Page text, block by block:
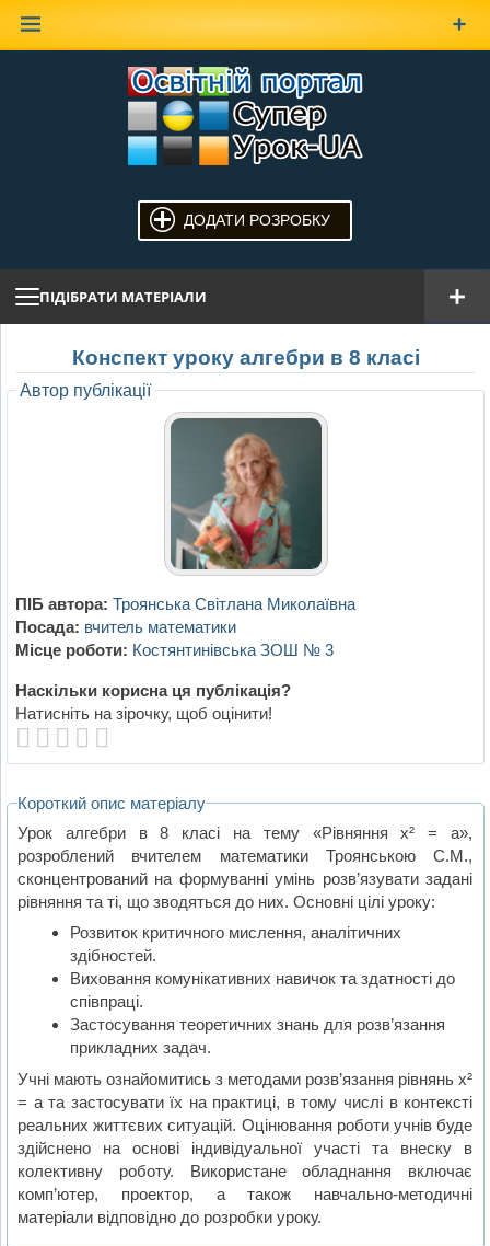
ДОДАТИ РОЗРОБКУ
ПІДІБРАТИ МАТЕРІАЛИ
Конспект уроку алгебри в 8 класі
Автор публікації
ПІБ автора: Троянська Світлана Миколаївна
Посада: вчитель математики
Місце роботи: Костянтинівська ЗОШ № 3
Наскільки корисна ця публікація?
Натисніть на зірочку, щоб оцінити!
Короткий опис матеріалу
Урок алгебри в 8 класі на тему «Рівняння х² = а»,
розроблений вчителем математики Троянською С.М.,
сконцентрований на формуванні умінь розв’язувати задані
рівняння та ті, що зводяться до них. Основні цілі уроку:
Розвиток критичного мислення, аналітичних
здібностей.
Виховання комунікативних навичок та здатності до
співпраці.
Застосування теоретичних знань для розв’язання
прикладних задач.
Учні мають ознайомитись з методами розв’язання рівнянь х²
= а та застосувати їх на практиці, в тому числі в контексті
реальних життєвих ситуацій. Оцінювання роботи учнів буде
здійснено на основі індивідуальної участі та внеску в
колективну роботу. Використане обладнання включає
комп’ютер, проектор, а також навчально-методичні
матеріали відповідно до розробки уроку.